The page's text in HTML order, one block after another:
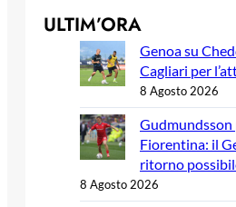
ULTIM’ORA
Genoa su
Cagliari per
8 Agosto 2026
Gudmundsson
Fiorentina: il
ritorno
8 Agosto 2026